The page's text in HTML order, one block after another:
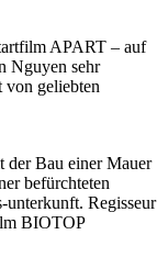
APART – auf
Nguyen sehr
von geliebten
der Bau einer Mauer
befürchteten
unterkunft. Regisseur
BIOTOP